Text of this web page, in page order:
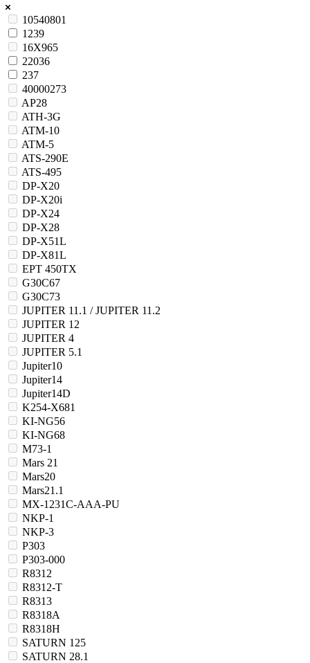
10540801
1239
16X965
22036
237
40000273
AP28
ATH-3G
ATM-10
ATM-5
ATS-290E
ATS-495
DP-X20
DP-X20i
DP-X24
DP-X28
DP-X51L
DP-X81L
EPT 450TX
G30C67
G30C73
JUPITER 11.1 / JUPITER 11.2
JUPITER 12
JUPITER 4
JUPITER 5.1
Jupiter10
Jupiter14
Jupiter14D
K254-X681
KI-NG56
KI-NG68
M73-1
Mars 21
Mars20
Mars21.1
MX-1231C-AAA-PU
NKP-1
NKP-3
P303
P303-000
R8312
R8312-T
R8313
R8318A
R8318H
SATURN 125
SATURN 28.1